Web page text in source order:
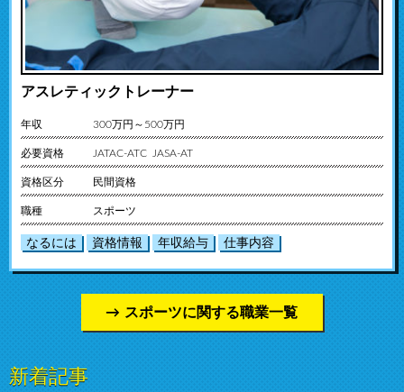
アスレティックトレーナー
年収 300万円～500万円
必要資格 JATAC-ATC JASA-AT
資格区分 民間資格
職種 スポーツ
なるには 資格情報 年収給与 仕事内容
スポーツに関する職業一覧
新着記事